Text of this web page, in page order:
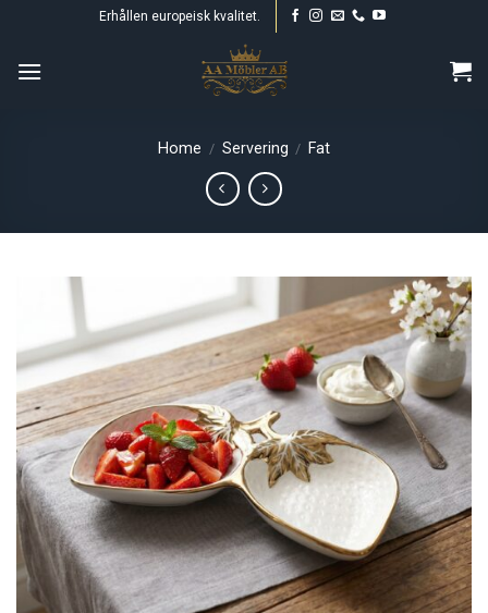
content
Erhållen europeisk kvalitet.
Home / Servering / Fat